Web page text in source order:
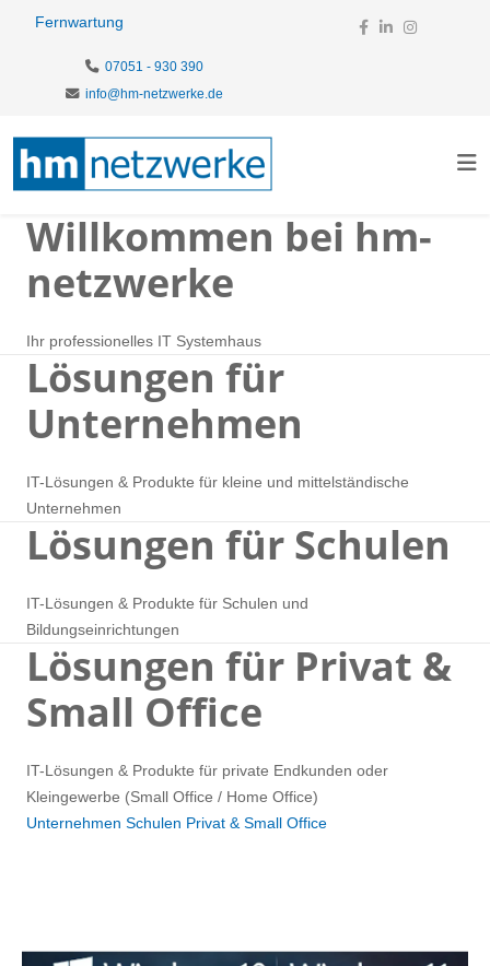
Fernwartung
07051 - 930 390
info@hm-netzwerke.de
Willkommen bei hm-
netzwerke
Ihr professionelles IT Systemhaus
Lösungen für
Unternehmen
IT-Lösungen & Produkte für kleine und mittelständische
Unternehmen
Lösungen für Schulen
IT-Lösungen & Produkte für Schulen und
Bildungseinrichtungen
Lösungen für Privat &
Small Office
IT-Lösungen & Produkte für private Endkunden oder
Kleingewerbe (Small Office / Home Office)
Unternehmen Schulen Privat & Small Office